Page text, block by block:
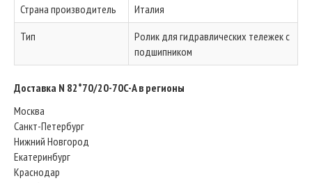
Страна производитель
Италия
Тип
Ролик для гидравлических тележек с
подшипником
Доставка N 82*70/20-70C-A в регионы
Москва
Санкт-Петербург
Нижний Новгород
Екатеринбург
Краснодар